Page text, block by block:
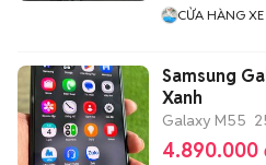
CỬA HÀNG XE
Samsung
Xanh
Galaxy M55
4.890.000